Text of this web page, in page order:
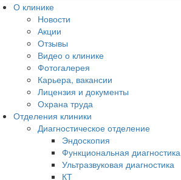
О клинике
Новости
Акции
Отзывы
Видео о клинике
Фотогалерея
Карьера, вакансии
Лицензия и документы
Охрана труда
Отделения клиники
Диагностическое отделение
Эндоскопия
Функциональная диагностика
Ультразвуковая диагностика
КТ